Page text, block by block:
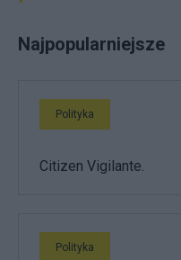
Najpopularniejsze
Polityka
Citizen Vigilante.
Polityka